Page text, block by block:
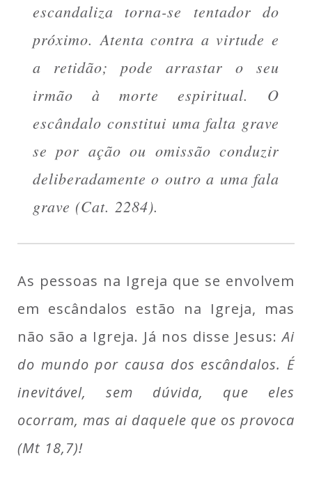
escandaliza torna-se tentador do
próximo.Atenta contra a virtude e
a retidão; pode arrastar o seu
irmão à morte espiritual. O
escândalo constitui uma falta grave
se por ação ou omissão conduzir
deliberadamente o outro a uma fala
grave (Cat. 2284).
As pessoas na Igreja que se envolvem
em escândalos estão na Igreja, mas
não são a Igreja. Já nos disse Jesus:Ai
do mundo por causa dos escândalos. É
inevitável, sem dúvida, que eles
ocorram, mas ai daquele que os provoca
(Mt 18,7)!